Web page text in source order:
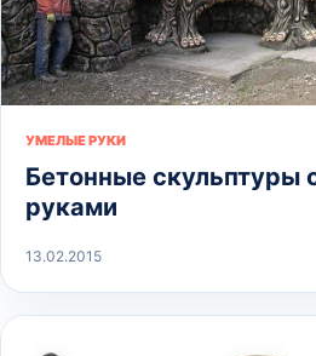
УМЕЛЫЕ РУКИ
Бетонные скульптуры
руками
13.02.2015